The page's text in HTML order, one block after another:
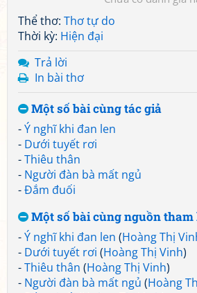
Thể thơ: Thơ tự do
Thời kỳ: Hiện đại
Trả lời
In bài thơ
Một số bài cùng tác giả
-Ý nghĩ khi đan len
- Dưới tuyết rơi
-Thiêu thân
- Người đàn bà mất ngủ
-Đắm đuối
Một số bài cùng nguồn tham
-Ý nghĩ khi đan len (Hoàng Thị
- Dưới tuyết rơi (Hoàng Thị Vinh)
-Thiêu thân (Hoàng Thị Vinh)
- Người đàn bà mất ngủ (Hoàng